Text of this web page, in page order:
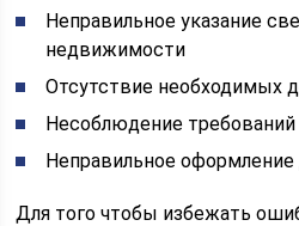
Неправильное указание
недвижимости
Отсутствие необходимых
Несоблюдение требований
Неправильное оформление
Для того чтобы избежать